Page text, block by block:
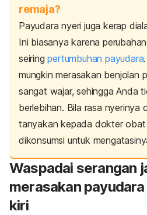
remaja?
Payudara nyeri juga kerap
Ini biasanya karena
seiringpertumbuhan payudara
mungkin merasakan benjolan
sangat wajar, sehingga Anda
berlebihan. Bila rasa nyerinya
tanyakan kepada dokter
dikonsumsi untuk
Waspadai serangan
merasakan
kiri